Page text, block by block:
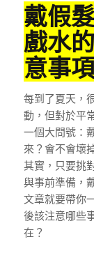
戴假
戲水
意事項
每到了夏天，
動，但對於平
一個大問號：
來？會不會壞
其實，只要挑
與事前準備，
文章就要帶你
後該注意哪些
在？